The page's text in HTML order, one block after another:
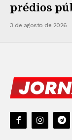
prédios
3 de agosto de 2026